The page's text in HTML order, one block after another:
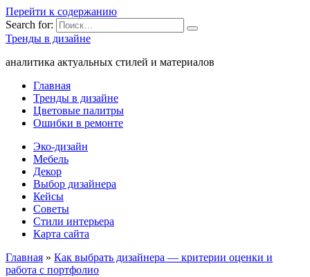
Перейти к содержанию
Search for:
Тренды в дизайне
аналитика актуальных стилей и материалов
Главная
Тренды в дизайне
Цветовые палитры
Ошибки в ремонте
Эко-дизайн
Мебель
Декор
Выбор дизайнера
Кейсы
Советы
Стили интерьера
Карта сайта
Главная » Как выбрать дизайнера — критерии оценки и
работа с портфолио